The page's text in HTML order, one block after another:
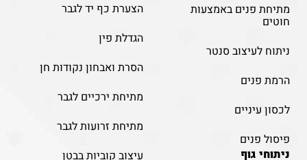
מתיחת פנים באמצעות
חוטים
ניתוח לעיצוב סנטר
הרמת פנים
לכסון עיניים
פיסול פנים
ניתוחי גוף
הצערת כף יד לגבר
הגדלת פין
הסרת ואבחון נקודות חן
מתיחת ירכיים לגבר
מתיחת זרועות לגבר
עיצוב קוביות בבטן